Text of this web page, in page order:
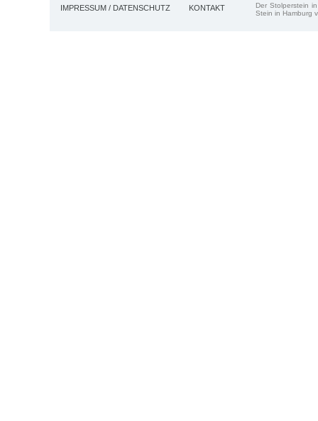
IMPRESSUM / DATENSCHUTZ KONTAKT
Der Stolperstein
Stein in Hamburg